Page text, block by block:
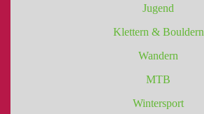
Jugend
Klettern & Bouldern
Wandern
MTB
Wintersport